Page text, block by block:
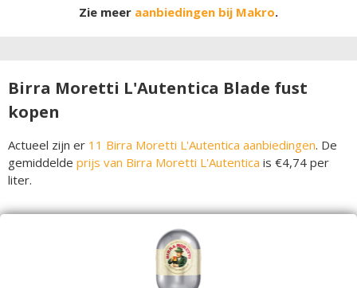
Zie meer aanbiedingen bij Makro.
Birra Moretti L'Autentica Blade fust
kopen
Actueel zijn er 11 Birra Moretti L'Autentica aanbiedingen. De
gemiddelde prijs van Birra Moretti L'Autentica is €4,74 per
liter.